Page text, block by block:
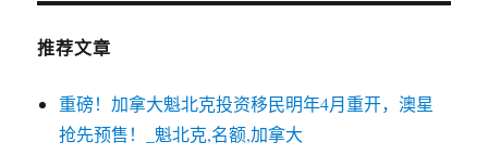
推荐文章
重磅！加拿大魁北克投资移民明年4月重开，澳星
抢先预售！_魁北克,名额,加拿大